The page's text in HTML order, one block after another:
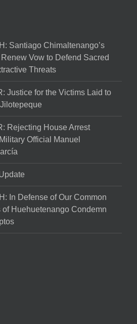
Santiago Chimaltenango’s
Vow to Defend Sacred
Threats
Justice for the Victims Laid to
Rejecting House Arrest
Official Manuel
In Defense of Our Common
of Huehuetenango Condemn